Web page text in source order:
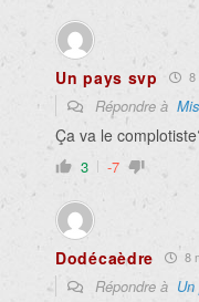
Un pays svp 8
Répondre à
Ça va le
3 -7
Dodécaèdre 8
Répondre à